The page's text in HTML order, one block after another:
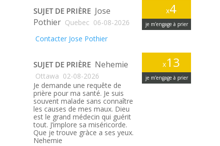
x4
je m’engage à prier
SUJET DE PRIÈRE Jose
Pothier Quebec 06-08-2026
Contacter Jose Pothier
x13
je m’engage à prier
SUJET DE PRIÈRE Nehemie
Ottawa 02-08-2026
Je demande une requête de
prière pour ma santé. Je suis
souvent malade sans connaître
les causes de mes maux. Dieu
est le grand médecin qui guérit
tout. J’implore sa miséricorde.
Que je trouve gràce a ses yeux.
Nehemie